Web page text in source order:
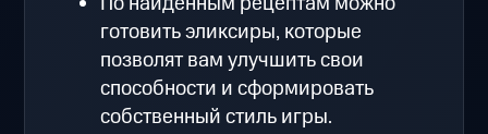
готовить эликсиры, которые
позволят вам улучшить свои
способности и сформировать
собственный стиль игры.